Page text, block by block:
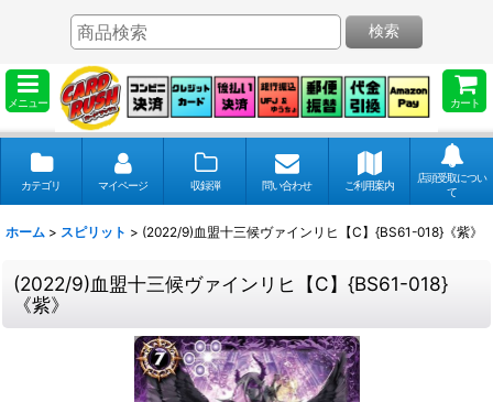
メニュー カート
検索
カテゴリ マイページ 収録弾 問い合わせ ご利用案内
店頭受取につい
て
ホーム > スピリット > (2022/9)血盟十三候ヴァインリヒ【C】{BS61-018}《紫》
(2022/9)血盟十三候ヴァインリヒ【C】{BS61-018}
《紫》